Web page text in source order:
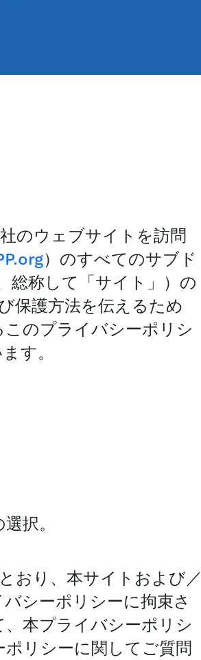
のウェブサイトを訪問
）のすべてのサブド
総称して「サイト」）の
保護方法を伝えるため
のプライバシーポリシ
す。
択。
おり、本サイトおよび／
シーポリシーに拘束さ
本プライバシーポリシ
リシーに関してご質問